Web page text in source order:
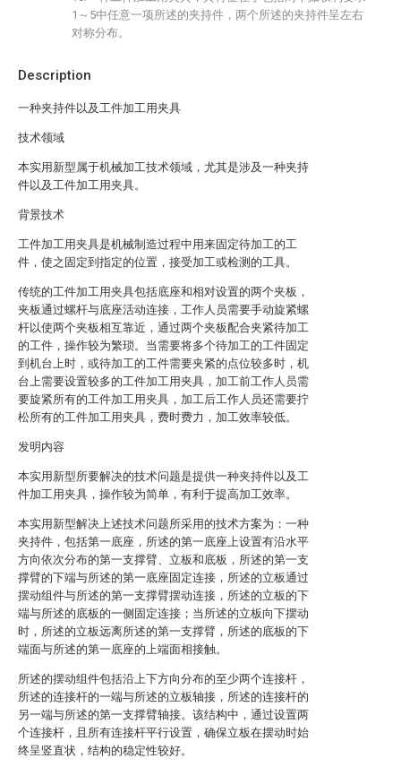
Description
一种夹持件以及工件加工用夹具
技术领域
本实用新型属于机械加工技术领域，尤其是涉及一种夹持
件以及工件加工用夹具。
背景技术
工件加工用夹具是机械制造过程中用来固定待加工的工
件，使之固定到指定的位置，接受加工或检测的工具。
传统的工件加工用夹具包括底座和相对设置的两个夹板，
夹板通过螺杆与底座活动连接，工作人员需要手动旋紧螺
杆以使两个夹板相互靠近，通过两个夹板配合夹紧待加工
的工件，操作较为繁琐。当需要将多个待加工的工件固定
到机台上时，或待加工的工件需要夹紧的点位较多时，机
台上需要设置较多的工件加工用夹具，加工前工作人员需
要旋紧所有的工件加工用夹具，加工后工作人员还需要拧
松所有的工件加工用夹具，费时费力，加工效率较低。
发明内容
本实用新型所要解决的技术问题是提供一种夹持件以及工
件加工用夹具，操作较为简单，有利于提高加工效率。
本实用新型解决上述技术问题所采用的技术方案为：一种
夹持件，包括第一底座，所述的第一底座上设置有沿水平
方向依次分布的第一支撑臂、立板和底板，所述的第一支
撑臂的下端与所述的第一底座固定连接，所述的立板通过
摆动组件与所述的第一支撑臂摆动连接，所述的立板的下
端与所述的底板的一侧固定连接；当所述的立板向下摆动
时，所述的立板远离所述的第一支撑臂，所述的底板的下
端面与所述的第一底座的上端面相接触。
所述的摆动组件包括沿上下方向分布的至少两个连接杆，
所述的连接杆的一端与所述的立板轴接，所述的连接杆的
另一端与所述的第一支撑臂轴接。该结构中，通过设置两
个连接杆，且所有连接杆平行设置，确保立板在摆动时始
终呈竖直状，结构的稳定性较好。
1～5中任意一项所述的夹持件，两个所述的夹持件呈左右
对称分布。